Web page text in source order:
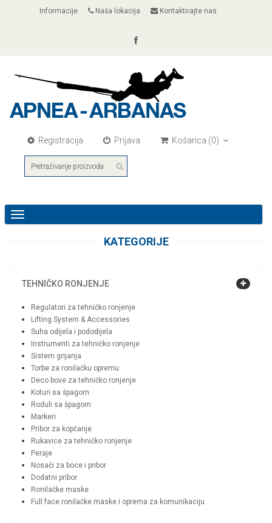
Informacije Naša lokacija Kontaktirajte nas
Registracija Prijava Košarica (0)
navigation
KATEGORIJE
TEHNIČKO RONJENJE
Regulatori za tehničko ronjenje
Lifting System & Accessories
Suha odijela i pododijela
Instrumenti za tehničko ronjenje
Sistem grijanja
Torbe za ronilačku opremu
Deco bove za tehničko ronjenje
Koturi sa špagom
Roduli sa špagom
Markeri
Pribor za kopčanje
Rukavice za tehničko ronjenje
Peraje
Nosači za boce i pribor
Dodatni pribor
Ronilačke maske
Full face ronilačke maske i oprema za komunikaciju